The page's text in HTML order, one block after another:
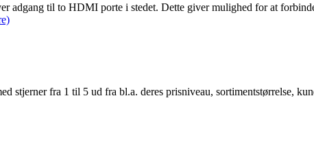
til to HDMI porte i stedet. Dette giver mulighed for at
stjerner fra 1 til 5 ud fra bl.a. deres prisniveau, sortimentstørrelse,